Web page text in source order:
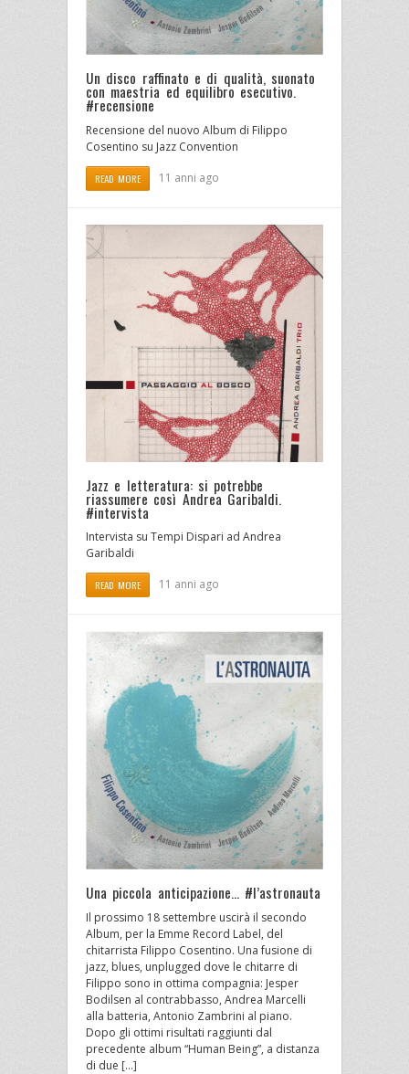
Un disco raffinato e di qualità, suonato
con maestria ed equilibro esecutivo.
#recensione
Recensione del nuovo Album di Filippo
Cosentino su Jazz Convention
READ MORE 11 anni ago
Jazz e letteratura: si potrebbe
riassumere così Andrea Garibaldi.
#intervista
Intervista su Tempi Dispari ad Andrea
Garibaldi
READ MORE 11 anni ago
Una piccola anticipazione… #l’astronauta
Il prossimo 18 settembre uscirà il secondo
Album, per la Emme Record Label, del
chitarrista Filippo Cosentino. Una fusione di
jazz, blues, unplugged dove le chitarre di
Filippo sono in ottima compagnia: Jesper
Bodilsen al contrabbasso, Andrea Marcelli
alla batteria, Antonio Zambrini al piano.
Dopo gli ottimi risultati raggiunti dal
precedente album “Human Being”, a distanza
di due […]